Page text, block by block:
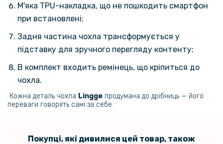
Захисне скло Full Screen для Xiaomi Poco M7 Pro 5G
задню камеру
110 грн
129 грн
М'яка TPU-накладка, що не пошкодить смартфон
при встановлені;
Задня частина чохла трансформується у
підставку для зручного перегляду контенту;
В комплект входить ремінець, що кріпиться до
чохла.
Кожна деталь чохла Lingge продумана до дрібниць — його
переваги говорять самі за себе.
Покупці, які дивилися цей товар, також